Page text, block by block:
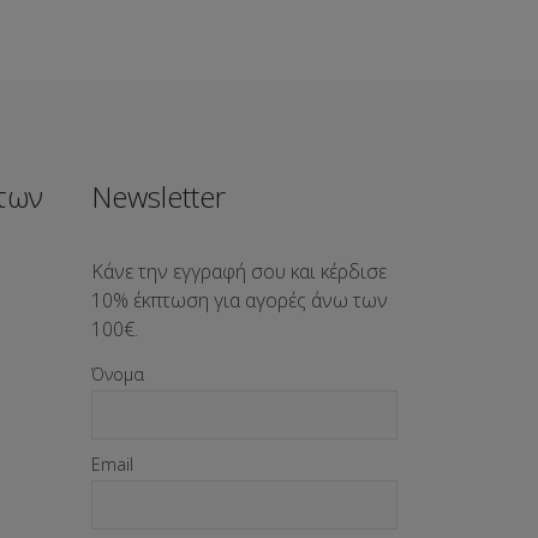
Newsletter
Κάνε την εγγραφή σου και κέρδισε
10% έκπτωση για αγορές άνω των
100€.
Όνομα
Email